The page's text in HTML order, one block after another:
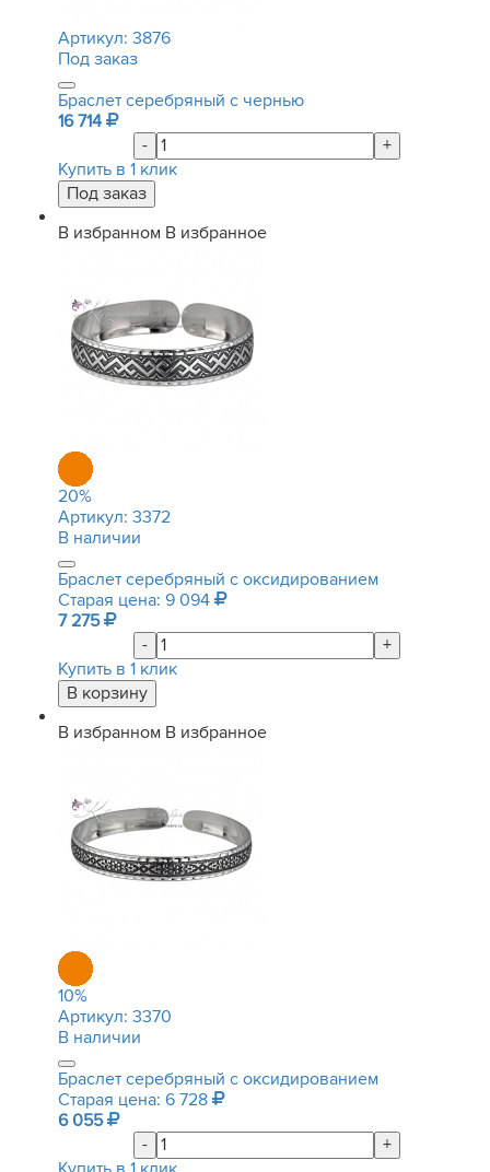
Артикул: 3876
Под заказ
Браслет серебряный с чернью
16 714
-
+
Купить в 1 клик
В избранном В избранное
20%
Артикул: 3372
В наличии
Браслет серебряный с оксидированием
Старая цена: 9 094
7 275
-
+
Купить в 1 клик
В избранном В избранное
10%
Артикул: 3370
В наличии
Браслет серебряный с оксидированием
Старая цена: 6 728
6 055
-
+